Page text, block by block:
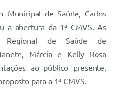
Municipal de Saúde, Carlos
a abertura da 1ª CMVS. As
Regional de Saúde de
Márcia e Kelly Rosa
ao público presente,
para a 1ª CMVS.